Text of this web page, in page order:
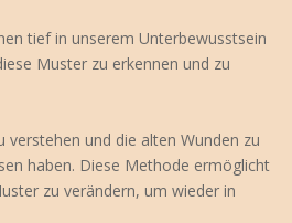
tief in unserem Unterbewusstsein
Muster zu erkennen und zu
und die alten Wunden zu
haben. Diese Methode ermöglicht
zu verändern, um wieder in